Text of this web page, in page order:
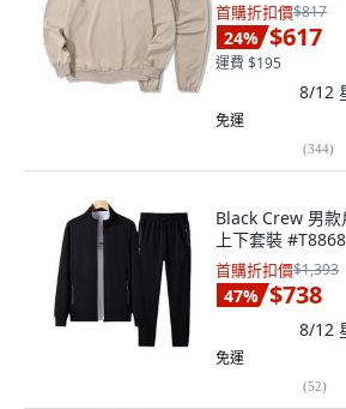
首購折扣價$817
24% $617
運費 $195
8/12
免運
(344)
Black Crew 男
上下套裝 #T8868
首購折扣價$1,393
47% $738
8/12
免運
(52)